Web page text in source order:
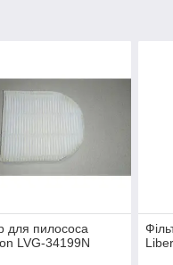
для пилососа
LVG-34199N